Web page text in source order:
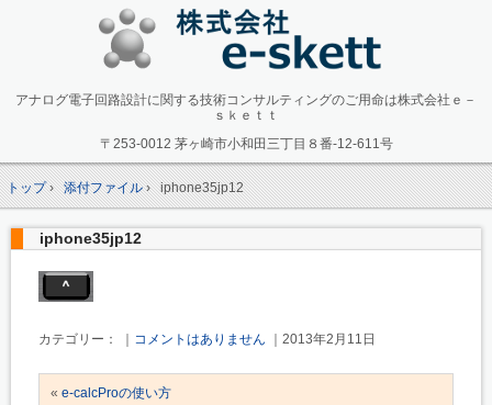
アナログ電子回路設計に関する技術コンサルティングのご用命は株式会社ｅ－
ｓｋｅｔｔ
〒253-0012 茅ヶ崎市小和田三丁目８番-12-611号
トップ› 添付ファイル› iphone35jp12
iphone35jp12
カテゴリー： ｜ コメントはありません ｜2013年2月11日
« e-calcProの使い方